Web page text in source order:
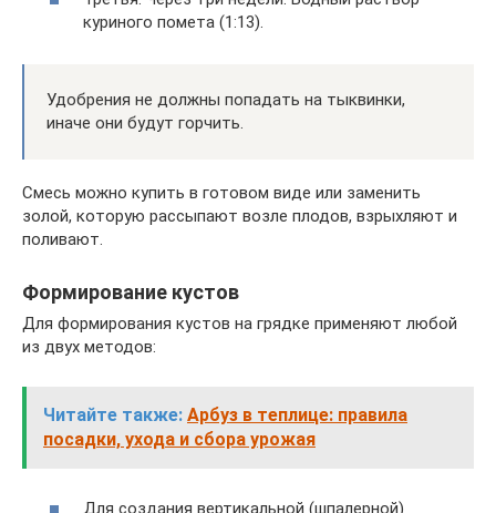
куриного помета (1:13).
Удобрения не должны попадать на тыквинки,
иначе они будут горчить.
Смесь можно купить в готовом виде или заменить
золой, которую рассыпают возле плодов, взрыхляют и
поливают.
Формирование кустов
Для формирования кустов на грядке применяют любой
из двух методов:
Читайте также: Арбуз в теплице: правила
посадки, ухода и сбора урожая
Для создания вертикальной (шпалерной)